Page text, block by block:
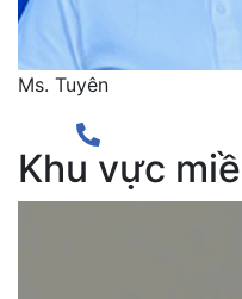
Ms. Tuyên
Khu vực